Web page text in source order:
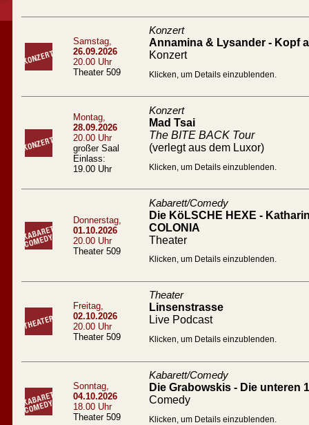
Samstag,
26.09.2026
20.00 Uhr
Theater 509
Konzert
Annamina & Lysander - Kopf
Konzert
Klicken, um Details einzublenden.
Montag,
28.09.2026
20.00 Uhr
großer Saal
Einlass:
19.00 Uhr
Konzert
Mad Tsai
The BITE BACK Tour
(verlegt aus dem Luxor)
Klicken, um Details einzublenden.
Donnerstag,
01.10.2026
20.00 Uhr
Theater 509
Kabarett/Comedy
Die KöLSCHE HEXE -
COLONIA
Theater
Klicken, um Details einzublenden.
Freitag,
02.10.2026
20.00 Uhr
Theater 509
Theater
Linsenstrasse
Live Podcast
Klicken, um Details einzublenden.
Sonntag,
04.10.2026
18.00 Uhr
Theater 509
Kabarett/Comedy
Die Grabowskis - Die unteren
Comedy
Klicken, um Details einzublenden.